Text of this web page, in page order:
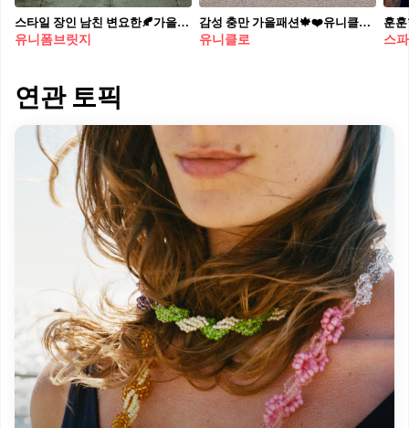
스타일 장인 남친 변요한🍂가을룩 유니폼브릿지 23FW🤎남성미 물씬 이렇게 @입어줘🙋🏻#광고
유니폼브릿지
감성 충만 가을패션🍁❤️유니클로 올가을 편안하고 컬러풀한 유니클로 팬츠와 함께해🚲🍂 #광고
유니클로
스
연관 토픽